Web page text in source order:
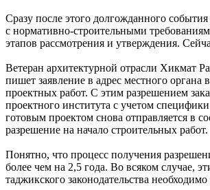
Сразу после этого долгожданного
с нормативно-строительными
этапов рассмотрения и утверждения.
Ветеран архитектурной отрасли Хикмат
пишет заявление в адрес местного органа
проектных работ. С этим разрешением
проектного института с учетом
готовым проектом снова отправляется в
разрешение на начало строительных работ.
Понятно, что процесс получения
более чем на 2,5 года. Во всяком случае,
таджикского законодательства